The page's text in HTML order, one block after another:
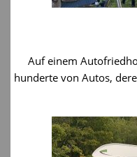
Auf einem
hunderte von Autos,